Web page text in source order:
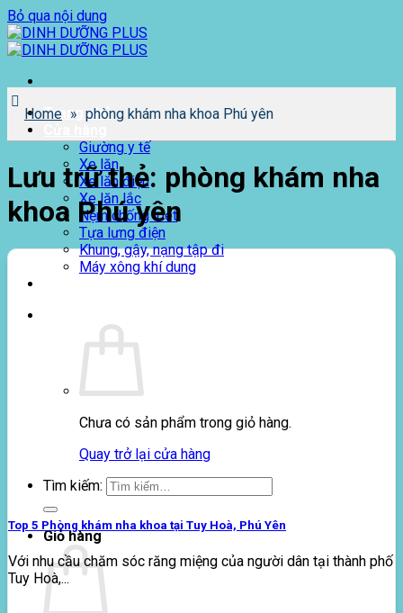
Bỏ qua nội dung
Trang chủ
Giường y tế
Xe lăn
Xe lăn điện
Xe lăn lắc
Nệm chống loét
Tựa lưng điện
Khung, gậy, nạng tập đi
Máy xông khí dung
Chưa có sản phẩm trong giỏ hàng.
Quay trở lại cửa hàng
Tìm kiếm:
Giỏ hàng
Home » phòng khám nha khoa Phú yên
Lưu trữ thẻ: phòng khám nha
khoa Phú yên
Top 5 Phòng khám nha khoa tại Tuy Hoà, Phú Yên
Với nhu cầu chăm sóc răng miệng của người dân tại thành phố
Tuy Hoà,...